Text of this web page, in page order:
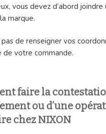
vous devez d’abord joindre
marque.
pas de renseigner vos
de votre commande.
faire la
ou d’une
chez NIXON